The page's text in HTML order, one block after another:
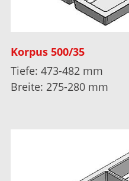
Korpus 500/35
Tiefe: 473-482 mm
Breite: 275-280 mm